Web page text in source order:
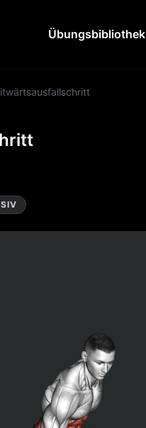
Übungsbibliothek